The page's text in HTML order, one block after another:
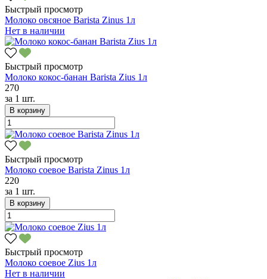
Быстрый просмотр
Молоко овсяное Barista Zinus 1л
Нет в наличии
Быстрый просмотр
Молоко кокос-банан Barista Zius 1л
270
за 1 шт.
В корзину
Быстрый просмотр
Молоко соевое Barista Zinus 1л
220
за 1 шт.
В корзину
Быстрый просмотр
Молоко соевое Zius 1л
Нет в наличии